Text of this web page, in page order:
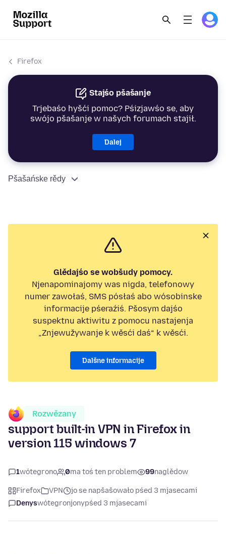
Firefox
Stajśo pšašanje
Trjebaśo hyšći pomoc? Pśizjawśo se, aby
swójo pšašanje w našych forumach stajił.
Dalej
Pšašańske rědy
Glědajśo se wobšudy pomocy.
Njenapominajomy was nigda, telefonowy
numer zawołaś, SMS pósłaś abo wósobinske
informacije pśeraźiś. Pšosym dajśo
suspektnu aktiwitu z pomocu nastajenja
„Znjewužywanje k wěsći daś“ k wěsći.
Dalšne informacije
Rozwězany
support built-in VPN in Firefox in
version 115 windows 7
1wótegrono 0ma toś ten problem 99naglědow
Firefox VPN
jo se napšašowało pśed 3 mjasecami
Denyswótegronjonypśed 3 mjasecami